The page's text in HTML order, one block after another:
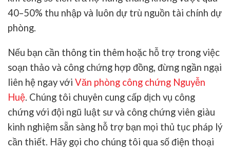
40–50% thu nhập và luôn dự trù nguồn tài chính dự
phòng.
Nếu bạn cần thông tin thêm hoặc hỗ trợ trong việc
soạn thảo và công chứng hợp đồng, đừng ngần ngại
liên hệ ngay với Văn phòng công chứng Nguyễn
Huệ. Chúng tôi chuyên cung cấp dịch vụ công
chứng với đội ngũ luật sư và công chứng viên giàu
kinh nghiệm sẵn sàng hỗ trợ bạn mọi thủ tục pháp lý
cần thiết. Hãy gọi cho chúng tôi qua số điện thoại